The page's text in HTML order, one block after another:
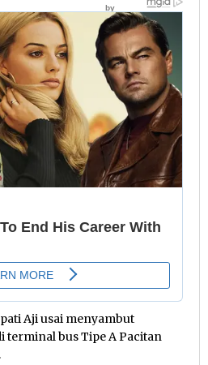
Aji usai menyambut
terminal bus Tipe A Pacitan